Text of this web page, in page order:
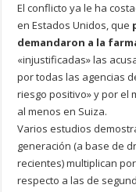
El conflicto ya le ha
en Estados Unidos, que
demandaron a la
«injustificadas» las
por todas las agencias
riesgo positivo» y por el
al menos en Suiza.
Varios estudios
generación (a base de
recientes) multiplican
respecto a las de